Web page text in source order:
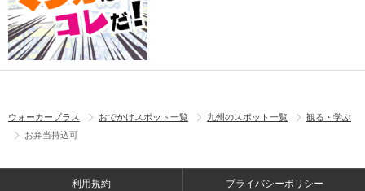
ウォーカープラス おでかけスポット一覧 九州のスポット一覧
観る・学ぶ
お弁当持込可
利用規約 プライバシーポリシー